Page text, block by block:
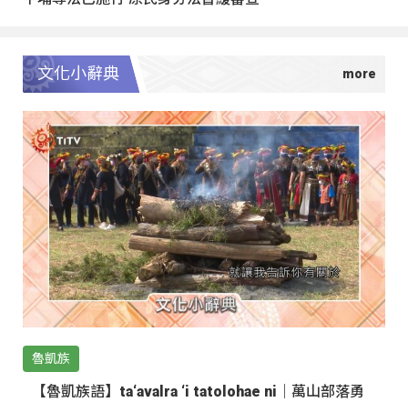
文化小辭典
魯凱族
【魯凱族語】ta‘avalra ‘i tatolohae ni｜萬山部落勇